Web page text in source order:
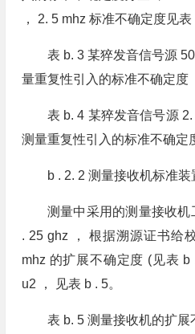
， 2. 5 mhz 标准不确定度见表
表 b. 3 某猝发音信号源
量重复性引入的标准不确定度
表 b. 4 某猝发音信号源
测量重复性引入的标准不确定
b . 2. 2 测量接收机标准
测量中采用的测量接收
. 25 ghz ， 根据溯源证书给
mhz 的扩展不确定度 (见表
u2 ， 见表 b . 5。
表 b. 5 测量接收机的扩